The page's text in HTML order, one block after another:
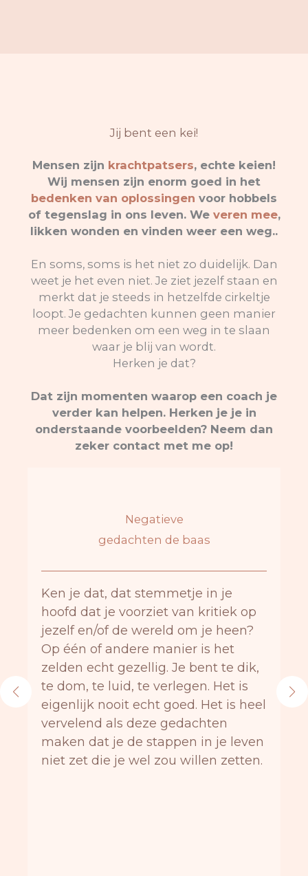
Jij bent een kei!
Mensen zijn krachtpatsers, echte keien!
Wij mensen zijn enorm goed in het
bedenken van oplossingen voor hobbels
of tegenslag in ons leven. We veren mee,
likken wonden en vinden weer een weg..
En soms, soms is het niet zo duidelijk. Dan
weet je het even niet. Je ziet jezelf staan en
merkt dat je steeds in hetzelfde cirkeltje
loopt. Je gedachten kunnen geen manier
meer bedenken om een weg in te slaan
waar je blij van wordt.
Herken je dat?
Dat zijn momenten waarop een coach je
verder kan helpen. Herken je je in
onderstaande voorbeelden? Neem dan
zeker contact met me op!
Negatieve
gedachten de baas
Ken je dat, dat stemmetje in je
hoofd dat je voorziet van kritiek op
jezelf en/of de wereld om je heen?
Op één of andere manier is het
zelden echt gezellig. Je bent te dik,
te dom, te luid, te verlegen. Het is
eigenlijk nooit echt goed. Het is heel
vervelend als deze gedachten
maken dat je de stappen in je leven
niet zet die je wel zou willen zetten.